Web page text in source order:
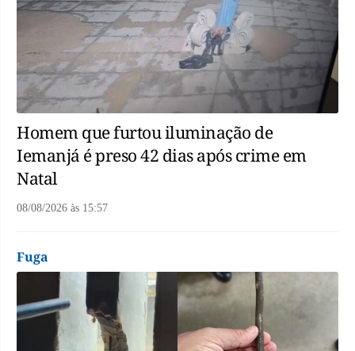
Homem que furtou iluminação de
Iemanjá é preso 42 dias após crime em
Natal
08/08/2026 às 15:57
Fuga